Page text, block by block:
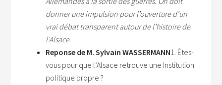
donner une impulsion pour l’ouverture d’un
vrai débat transparent autour de l’histoire de
l’Alsace.
Reponse de M. Sylvain WASSERMANN1. Êtes-
vous pour que l’Alsace retrouve une Institution
politique propre ?